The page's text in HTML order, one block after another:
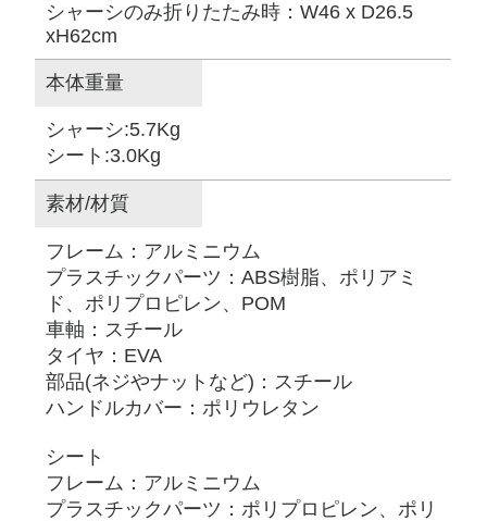
シャーシのみ折りたたみ時：W46 x D26.5
xH62cm
本体重量
シャーシ:5.7Kg
シート:3.0Kg
素材/材質
フレーム：アルミニウム
プラスチックパーツ：ABS樹脂、ポリアミ
ド、ポリプロピレン、POM
車軸：スチール
タイヤ：EVA
部品(ネジやナットなど)：スチール
ハンドルカバー：ポリウレタン
シート
フレーム：アルミニウム
プラスチックパーツ：ポリプロピレン、ポリ